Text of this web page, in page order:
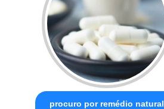
procuro por remédio natural